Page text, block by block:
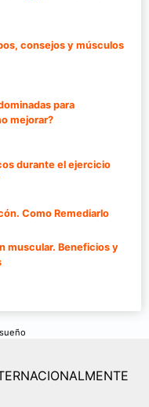
consejos y músculos
para
mejorar?
durante el ejercicio
Como Remediarlo
muscular. Beneficios y